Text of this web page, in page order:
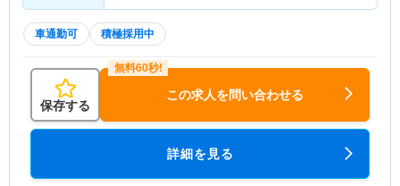
車通勤可 積極採用中
保存する
この求人を問い合わせる
詳細を見る